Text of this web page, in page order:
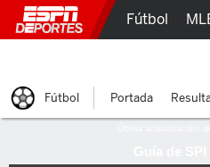
Fútbol
Fútbol Portada